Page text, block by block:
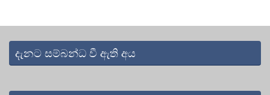
දැනට සම්බන්ධ වී ඇති අය